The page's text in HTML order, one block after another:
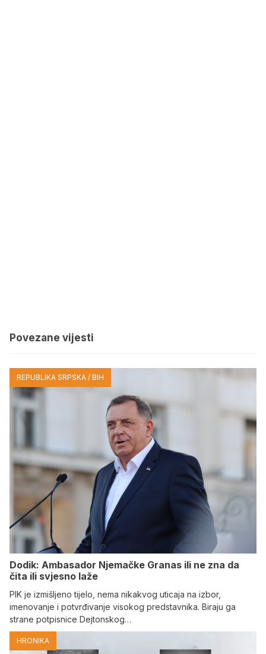
Povezane vijesti
REPUBLIKA SRPSKA / BIH
Dodik: Ambasador Njemačke Granas ili ne zna da
čita ili svjesno laže
PIK je izmišljeno tijelo, nema nikakvog uticaja na izbor,
imenovanje i potvrđivanje visokog predstavnika. Biraju ga
strane potpisnice Dejtonskog…
HRONIKA